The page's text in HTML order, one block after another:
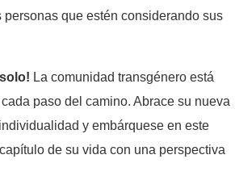
personas que estén considerando sus
La comunidad transgénero está
paso del camino. Abrace su nueva
y embárquese en este
de su vida con una perspectiva